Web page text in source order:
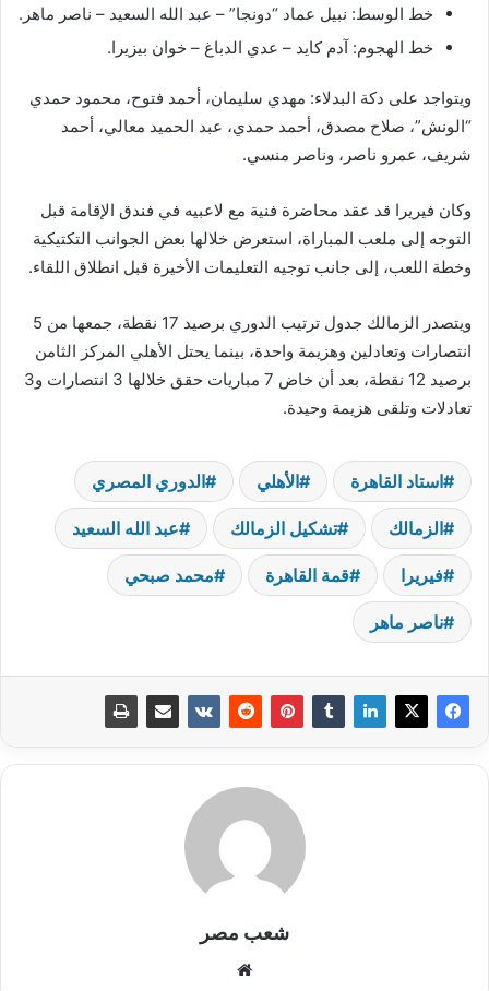
خط الوسط: نبيل عماد “دونجا” – عبد الله السعيد – ناصر ماهر.
خط الهجوم: آدم كايد – عدي الدباغ – خوان بيزيرا.
ويتواجد على دكة البدلاء: مهدي سليمان، أحمد فتوح، محمود حمدي
“الونش”، صلاح مصدق، أحمد حمدي، عبد الحميد معالي، أحمد
شريف، عمرو ناصر، وناصر منسي.
وكان فيريرا قد عقد محاضرة فنية مع لاعبيه في فندق الإقامة قبل
التوجه إلى ملعب المباراة، استعرض خلالها بعض الجوانب التكتيكية
وخطة اللعب، إلى جانب توجيه التعليمات الأخيرة قبل انطلاق اللقاء.
ويتصدر الزمالك جدول ترتيب الدوري برصيد 17 نقطة، جمعها من 5
انتصارات وتعادلين وهزيمة واحدة، بينما يحتل الأهلي المركز الثامن
برصيد 12 نقطة، بعد أن خاض 7 مباريات حقق خلالها 3 انتصارات و3
تعادلات وتلقى هزيمة وحيدة.
استاد القاهرة الأهلي الدوري المصري
الزمالك تشكيل الزمالك عبد الله السعيد
فيريرا قمة القاهرة محمد صبحي
ناصر ماهر
شعب مصر